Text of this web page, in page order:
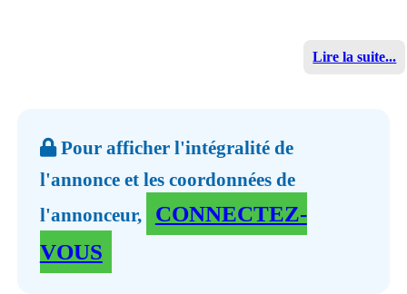
Lire la suite...
Pour afficher l'intégralité de
l'annonce et les coordonnées de
l'annonceur,
CONNECTEZ-
VOUS